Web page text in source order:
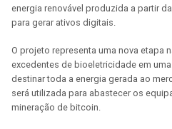
energia renovável produzida a partir
para gerar ativos digitais.
O projeto representa uma nova etapa
excedentes de bioeletricidade em
destinar toda a energia gerada ao
será utilizada para abastecer os
mineração de bitcoin.